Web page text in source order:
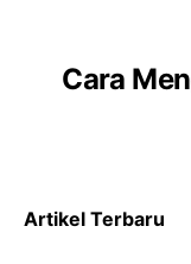
Cara
Artikel Terbaru